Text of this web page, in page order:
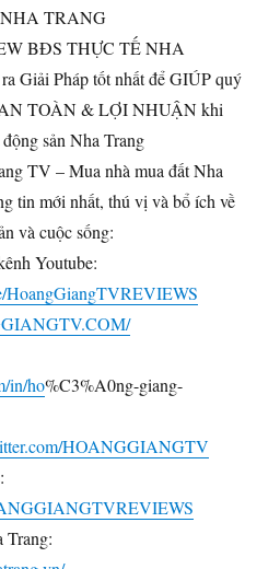
TRANG
BĐS THỰC TẾ NHA
Giải Pháp tốt nhất để GIÚP quý
AN TOÀN & LỢI NHUẬN khi
sản Nha Trang
TV – Mua nhà mua đất Nha
tin mới nhất, thú vị và bổ ích về
và cuộc sống:
Youtube:
HoangGiangTVREVIEWS
in/ho%C3%A0ng-giang-
HOANGGIANGTV
Trang: